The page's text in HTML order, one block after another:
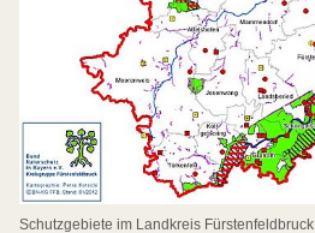
Schutzgebiete im Landkreis Fürstenfeldbruck